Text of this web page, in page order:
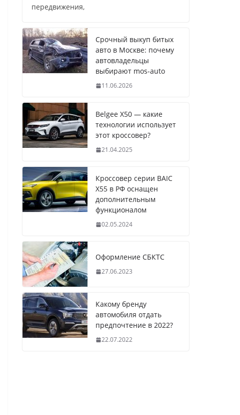
передвижения,
Срочный выкуп битых
авто в Москве: почему
автовладельцы
выбирают mos-auto
11.06.2026
Belgee X50 — какие
технологии использует
этот кроссовер?
21.04.2025
Кроссовер серии BAIC
X55 в РФ оснащен
дополнительным
функционалом
02.05.2024
Оформление СБКТС
27.06.2023
Какому бренду
автомобиля отдать
предпочтение в 2022?
22.07.2022